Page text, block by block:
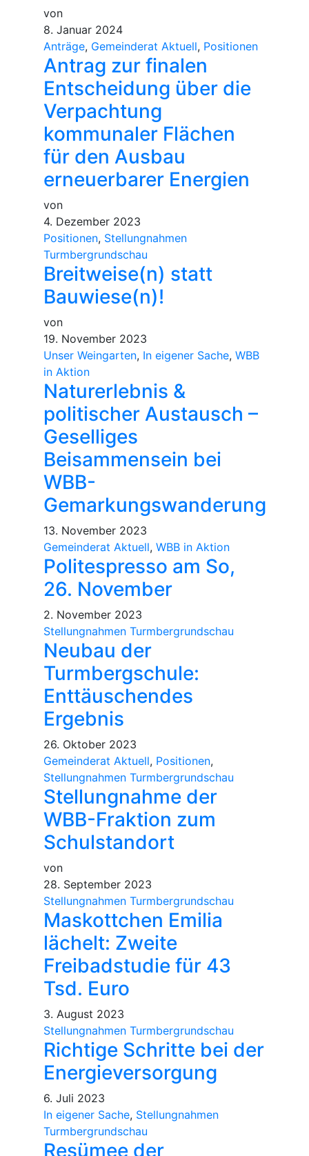
von
8. Januar 2024
Anträge, Gemeinderat Aktuell, Positionen
Antrag zur finalen
Entscheidung über die
Verpachtung
kommunaler Flächen
für den Ausbau
erneuerbarer Energien
von
4. Dezember 2023
Positionen, Stellungnahmen
Turmbergrundschau
Breitweise(n) statt
Bauwiese(n)!
von
19. November 2023
Unser Weingarten, In eigener Sache, WBB
in Aktion
Naturerlebnis &
politischer Austausch –
Geselliges
Beisammensein bei
WBB-
Gemarkungswanderung
13. November 2023
Gemeinderat Aktuell, WBB in Aktion
Politespresso am So,
26. November
2. November 2023
Stellungnahmen Turmbergrundschau
Neubau der
Turmbergschule:
Enttäuschendes
Ergebnis
26. Oktober 2023
Gemeinderat Aktuell, Positionen,
Stellungnahmen Turmbergrundschau
Stellungnahme der
WBB-Fraktion zum
Schulstandort
von
28. September 2023
Stellungnahmen Turmbergrundschau
Maskottchen Emilia
lächelt: Zweite
Freibadstudie für 43
Tsd. Euro
3. August 2023
Stellungnahmen Turmbergrundschau
Richtige Schritte bei der
Energieversorgung
6. Juli 2023
In eigener Sache, Stellungnahmen
Turmbergrundschau
Resümee der